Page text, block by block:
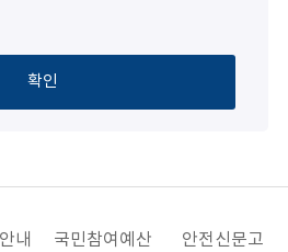
확인
내 국민참여예산 안전신문고